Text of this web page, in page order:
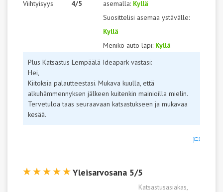
Viihtyisyys 4/5 asemalla: Kyllä
Suosittelisi asemaa ystävälle:
Kyllä
Menikö auto läpi: Kyllä
Plus Katsastus Lempäälä Ideapark vastasi:
Hei,
Kiitoksia palautteestasi. Mukava kuulla, että
alkuhämmennyksen jälkeen kuitenkin mainioilla mielin.
Tervetuloa taas seuraavaan katsastukseen ja mukavaa
kesää.
Yleisarvosana 5/5
Katsastusasiakas,